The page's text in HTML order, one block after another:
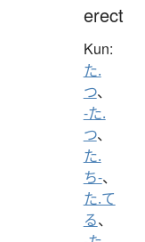
erect
Kun:
た.
つ、
-た.
つ、
た.
ち-、
た.て
る、